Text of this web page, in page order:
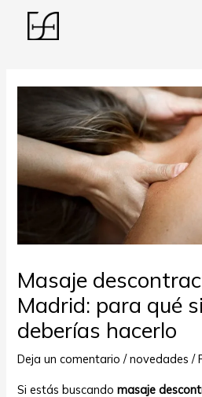
Masaje
Madrid: para qué
deberías hacerlo
Deja un comentario /novedades /
Si estás buscandomasaje